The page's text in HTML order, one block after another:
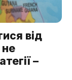
від
–